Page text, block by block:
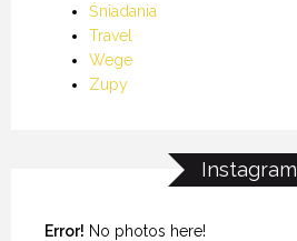
Śniadania
Travel
Wege
Zupy
Instagram
Error! No photos here!